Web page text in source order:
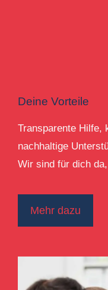
Deine Vorteile
Transparente Hilfe,
nachhaltige
Wir sind für dich
Mehr dazu